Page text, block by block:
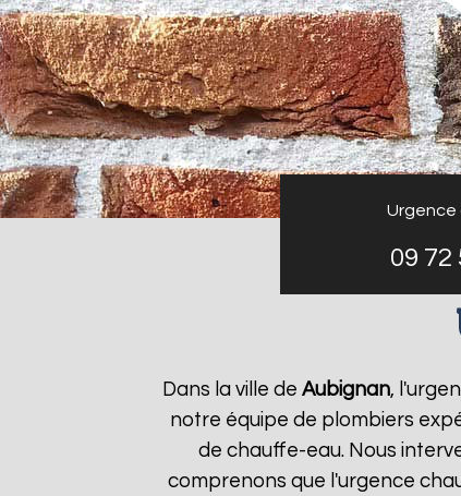
Urgence
09 72
Dans la ville de Aubignan,
notre équipe de plombiers
de chauffe-eau. Nous
comprenons que l'urgence